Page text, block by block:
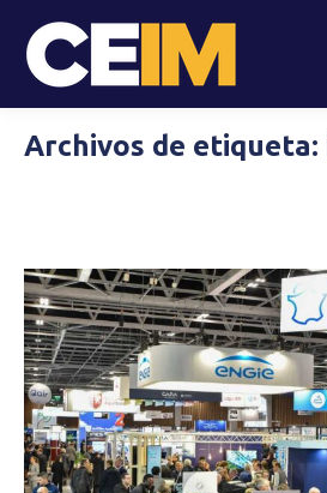
Archivos de etiqueta: